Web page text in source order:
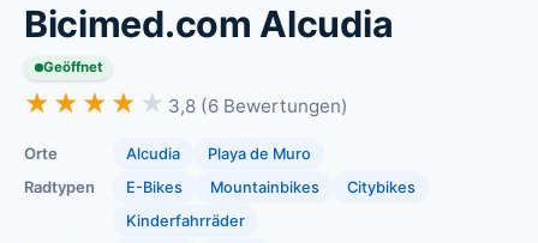
Bicimed.com Alcudia
Geöffnet
★★★★★
★★★★★ 3,8 (6 Bewertungen)
Orte Alcudia Playa de Muro
Radtypen E-Bikes Mountainbikes
Citybikes
Kinderfahrräder